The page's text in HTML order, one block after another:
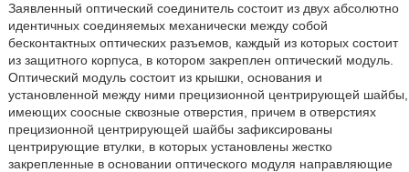
Заявленный оптический соединитель состоит из двух абсолютно
идентичных соединяемых механически между собой
бесконтактных оптических разъемов, каждый из которых состоит
из защитного корпуса, в котором закреплен оптический модуль.
Оптический модуль состоит из крышки, основания и
установленной между ними прецизионной центрирующей шайбы,
имеющих соосные сквозные отверстия, причем в отверстиях
прецизионной центрирующей шайбы зафиксированы
центрирующие втулки, в которых установлены жестко
закрепленные в основании оптического модуля направляющие